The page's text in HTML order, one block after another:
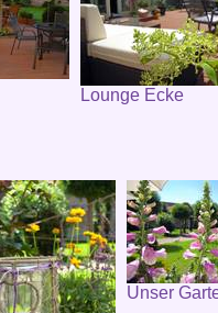
Lounge Ecke
Unser